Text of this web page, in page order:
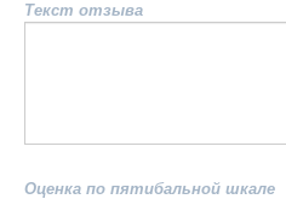
Текст отзыва
Оценка по пятибальной шкале